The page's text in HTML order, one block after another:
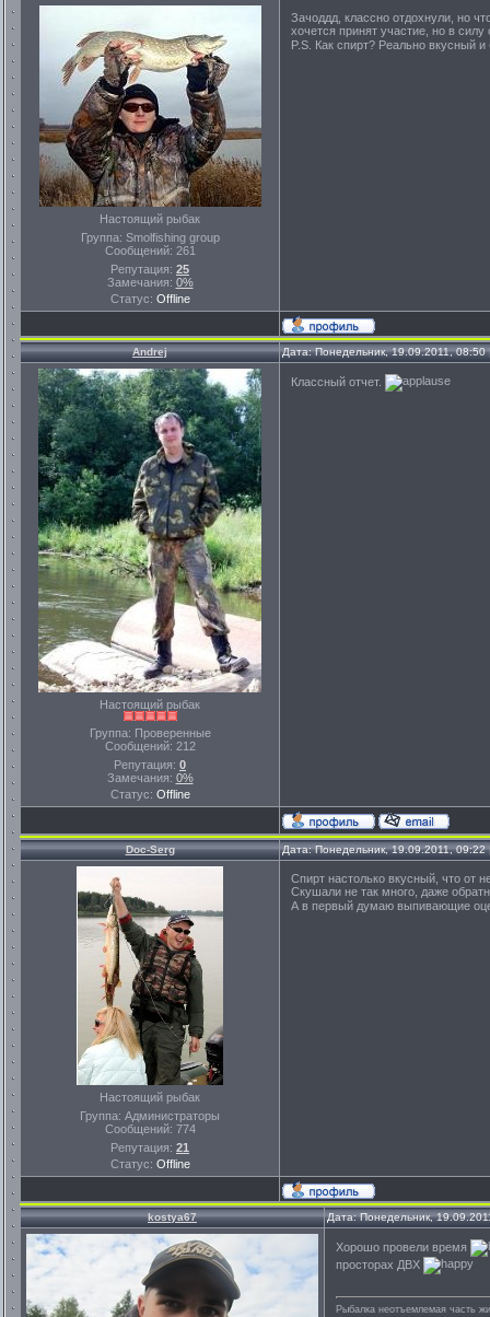
Настоящий рыбак
Группа: Smolfishing group
Сообщений: 261
Репутация: 25
Замечания: 0%
Статус: Offline
Зачоддд, классно отдохнули, но
хочется принят участие, но в силу
P.S. Как спирт? Реально вкусный
Andrej Дата: Понедельник, 19.09.2011,
Настоящий рыбак
Группа: Проверенные
Сообщений: 212
Репутация: 0
Замечания: 0%
Статус: Offline
Классный отчет.
Doc-Serg Дата: Понедельник, 19.09.2011,
Настоящий рыбак
Группа: Администраторы
Сообщений: 774
Репутация: 21
Статус: Offline
Спирт настолько вкусный, что от
Скушали не так много, даже
А в первый думаю выпивающие
kostya67 Дата: Понедельник,
Хорошо провели время
просторах ДВХ
Рыбалка неотъемлемая часть